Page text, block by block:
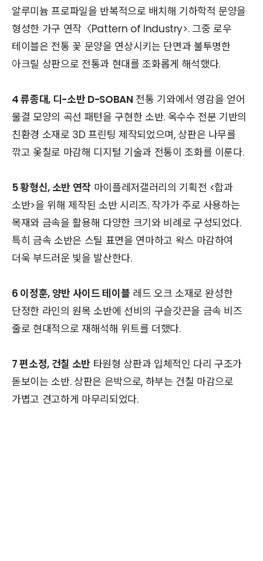
알루미늄 프로파일을 반복적으로 배치해 기하학적 문양을
형성한 가구 연작〈Pattern of Industry>. 그중 로우
테이블은 전통 꽃 문양을 연상시키는 단면과 불투명한
아크릴 상판으로 전통과 현대를 조화롭게 해석했다.
4 류종대, 디-소반 D-SOBAN 전통 기와에서 영감을 얻어
물결 모양의 곡선 패턴을 구현한 소반. 옥수수 전분 기반의
친환경 소재로 3D 프린팅 제작되었으며, 상판은 나무를
깎고 옻칠로 마감해 디지털 기술과 전통이 조화를 이룬다.
5 황형신, 소반 연작 마이플레저갤러리의 기획전 <합과
소반>을 위해 제작된 소반 시리즈. 작가가 주로 사용하는
목재와 금속을 활용해 다양한 크기와 비례로 구성되었다.
특히 금속 소반은 스틸 표면을 연마하고 왁스 마감하여
더욱 부드러운 빛을 발산한다.
6 이정훈, 양반 사이드 테이블 레드 오크 소재로 완성한
단정한 라인의 원목 소반에 선비의 구슬갓끈을 금속 비즈
줄로 현대적으로 재해석해 위트를 더했다.
7 편소정, 건칠 소반 타원형 상판과 입체적인 다리 구조가
돋보이는 소반. 상판은 은박으로, 하부는 건칠 마감으로
가볍고 견고하게 마무리되었다.